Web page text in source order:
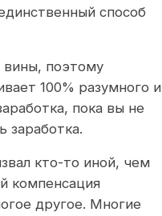
способ
вины, поэтому
100% разумного и
пока вы не
заработка.
кто-то иной, чем
компенсация
другое. Многие